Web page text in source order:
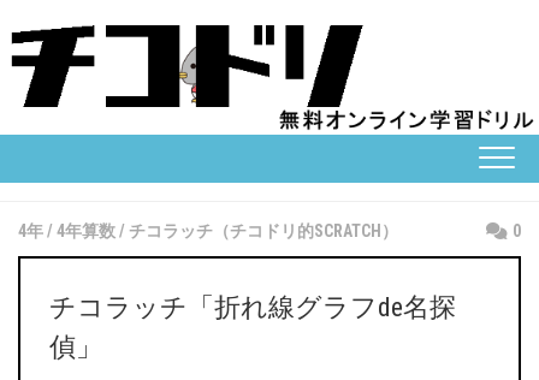
to
content
4年/ 4年算数/ チコラッチ（チコドリ的SCRATCH） 0
チコラッチ「折れ線グラフde名探
偵」